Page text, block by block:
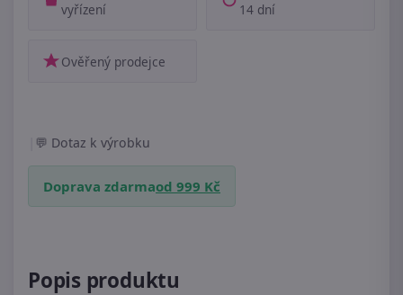
vyřízení
14 dní
Ověřený prodejce
Dotaz k výrobku
Doprava zdarmaod 999 Kč
Popis produktu